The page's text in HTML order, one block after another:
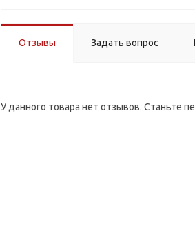
Отзывы Задать вопрос
У данного товара нет отзывов. Станьте